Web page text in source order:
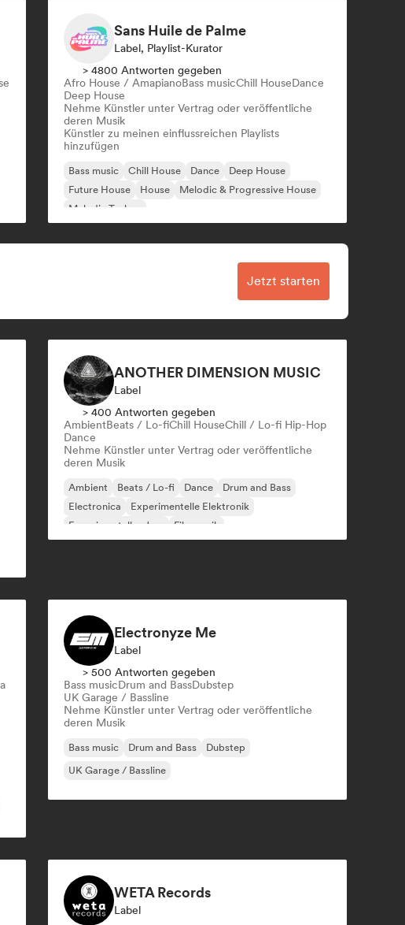
Sans Huile de Palme
Label, Playlist-Kurator
> 4800 Antworten gegeben
Afro House / AmapianoBass musicChill HouseDance
Deep House
Nehme Künstler unter Vertrag oder veröffentliche
deren Musik
Künstler zu meinen einflussreichen Playlists
hinzufügen
Bass music Chill House Dance
Deep House
Future House
House
Melodic & Progressive House
Melodic Techno
Jetzt starten
ANOTHER DIMENSION MUSIC
Label
> 400 Antworten gegeben
AmbientBeats / Lo-fiChill HouseChill / Lo-fi Hip-Hop
Dance
Nehme Künstler unter Vertrag oder veröffentliche
deren Musik
Ambient Beats / Lo-fi Dance
Drum and Bass
Electronica
Experimentelle Elektronik
Experimenteller Jazz
Filmmusik
Electronyze Me
Label
> 500 Antworten gegeben
Bass musicDrum and BassDubstep
UK Garage / Bassline
Nehme Künstler unter Vertrag oder veröffentliche
deren Musik
Bass music Drum and Bass
Dubstep
UK Garage / Bassline
WETA Records
Label